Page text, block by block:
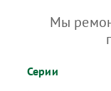
Мы
Серии